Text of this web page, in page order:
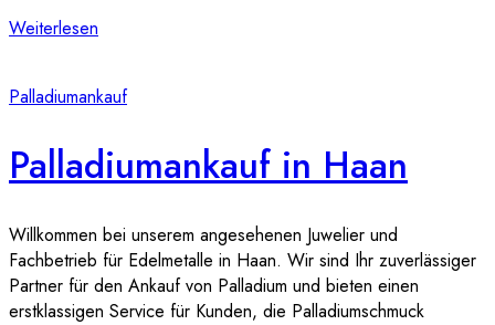
Weiterlesen
Palladiumankauf
Palladiumankauf in Haan
Willkommen bei unserem angesehenen Juwelier und
Fachbetrieb für Edelmetalle in Haan. Wir sind Ihr zuverlässiger
Partner für den Ankauf von Palladium und bieten einen
erstklassigen Service für Kunden, die Palladiumschmuck